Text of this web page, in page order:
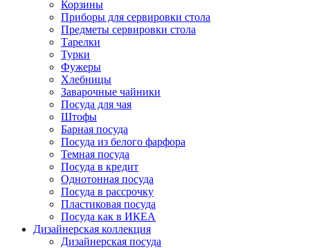
Корзины
Приборы для сервировки стола
Предметы сервировки стола
Тарелки
Турки
Фужеры
Хлебницы
Заварочные чайники
Посуда для чая
Штофы
Барная посуда
Посуда из белого фарфора
Темная посуда
Посуда в кредит
Однотонная посуда
Посуда в рассрочку
Пластиковая посуда
Посуда как в ИКЕА
Дизайнерская коллекция
Дизайнерская посуда